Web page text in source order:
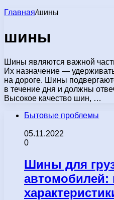
Главная/шины
шины
Шины являются важной
Их назначение —
на дороге. Шины
в течение дня и должны
Высокое качество шин, …
Бытовые проблемы
05.11.2022
0
Шины для
автомобилей: